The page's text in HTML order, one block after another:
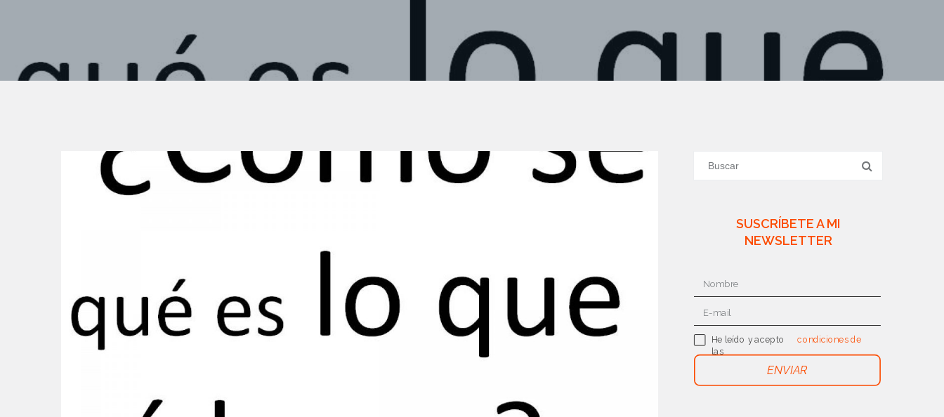
SUSCRÍBETE A MI
NEWSLETTER
ENVIAR
He leído y acepto
las
condiciones de
uso